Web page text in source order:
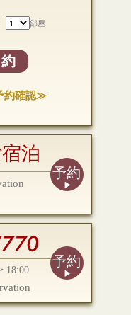
部屋
約確認≫
泊
予約
18:00
予約